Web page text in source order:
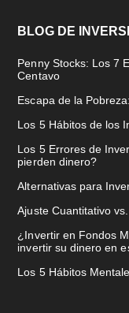
BLOG DE
Penny Stocks: Los 7
Centavo
Escapa de la
Los 5 Hábitos de los
Los 5 Errores de
pierden dinero?
Alternativas para
Ajuste Cuantitativo
¿Invertir en Fondos
invertir su dinero en
Los 5 Hábitos